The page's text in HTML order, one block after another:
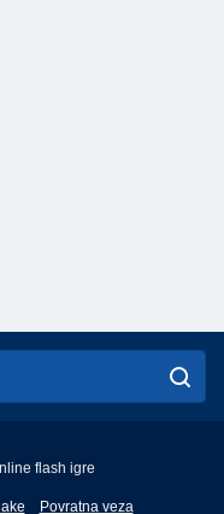
flash igre
Povratna veza